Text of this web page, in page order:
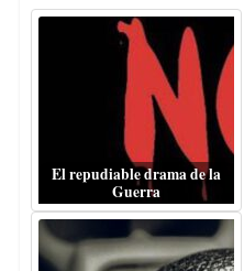
El repudiable drama de la
Guerra